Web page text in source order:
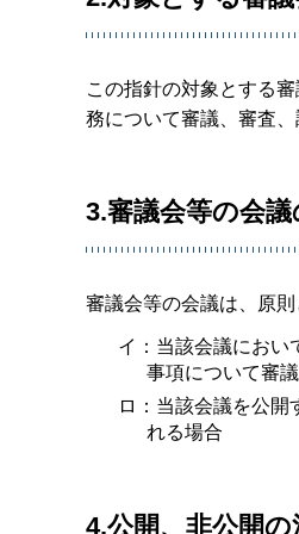
この指針の対象とする
務について審議、審査
3.審議会等の会
審議会等の会議は、原
イ：当該会議におい
事項について審
ロ：当該会議を公
れる場合
4.公開、非公開の